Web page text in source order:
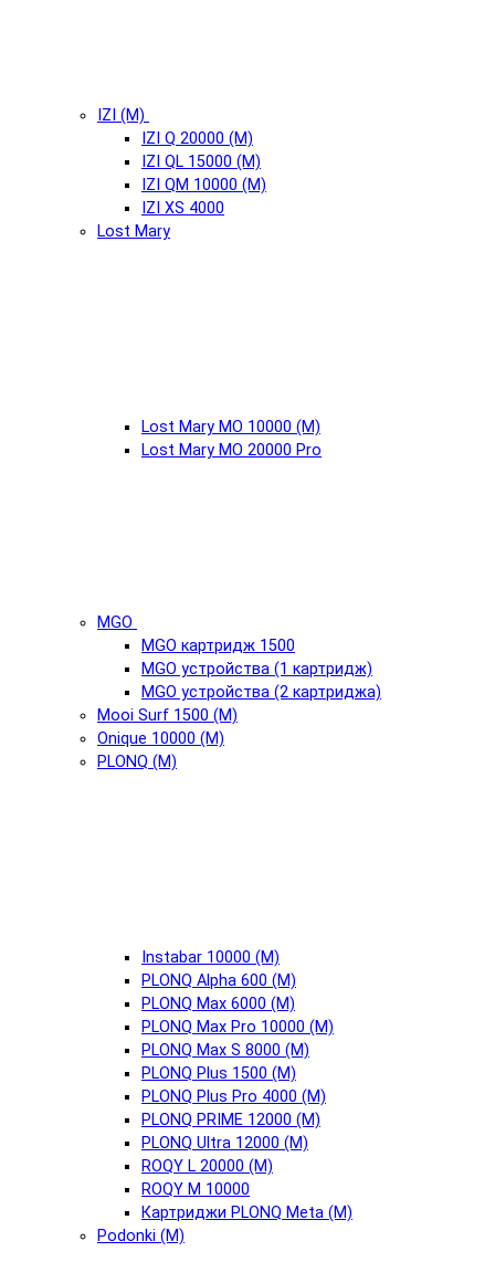
IZI (М)
IZI Q 20000 (М)
IZI QL 15000 (М)
IZI QM 10000 (М)
IZI XS 4000
Lost Mary
Lost Mary MO 10000 (М)
Lost Mary MO 20000 Pro
MGO
MGO картридж 1500
MGO устройства (1 картридж)
MGO устройства (2 картриджа)
Mooi Surf 1500 (М)
Onique 10000 (М)
PLONQ (М)
Instabar 10000 (М)
PLONQ Alpha 600 (М)
PLONQ Max 6000 (М)
PLONQ Max Pro 10000 (М)
PLONQ Max S 8000 (М)
PLONQ Plus 1500 (М)
PLONQ Plus Pro 4000 (М)
PLONQ PRIME 12000 (М)
PLONQ Ultra 12000 (М)
ROQY L 20000 (М)
ROQY M 10000
Картриджи PLONQ Meta (М)
Podonki (М)